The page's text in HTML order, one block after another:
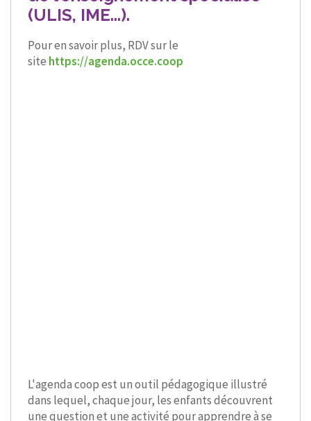
(ULIS, IME...).
Pour en savoir plus, RDV sur le
site https://agenda.occe.coop
L'agenda coop est un outil pédagogique illustré
dans lequel, chaque jour, les enfants découvrent
une question et une activité pour apprendre à se